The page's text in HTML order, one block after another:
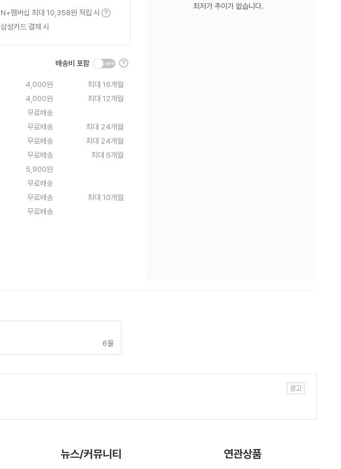
N+멤버십 최대 10,358원 적립 시 툴팁보기
삼성카드 결제 시
배송비 포함
툴
팁
보
기
빠
배
송
4,000원
최대 16개월
4,000원 최대 12개월
무료배송
무료배송 최대 24개월
무료배송 최대 24개월
무료배송 최대 6개월
5,900원
무료배송
무료배송
최대 10개월
무료배송
최저가 추이가 없습니다.
6몰
뉴스/커뮤니티 연관상품